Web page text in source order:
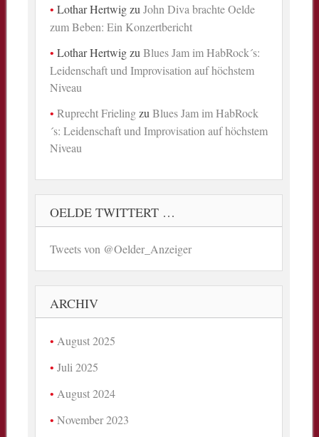
Lothar HertwigzuJohn Diva brachte Oelde
zum Beben: Ein Konzertbericht
Lothar HertwigzuBlues Jam im HabRock´s:
Leidenschaft und Improvisation auf höchstem
Niveau
Ruprecht FrielingzuBlues Jam im HabRock
´s: Leidenschaft und Improvisation auf höchstem
Niveau
OELDE TWITTERT …
Tweets von @Oelder_Anzeiger
ARCHIV
August 2025
Juli 2025
August 2024
November 2023